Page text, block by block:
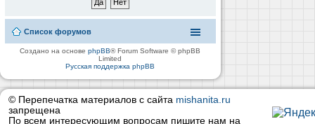
Список форумов
Создано на основеphpBB® Forum Software © phpBB
Limited
Русская поддержка phpBB
© Перепечатка материалов с сайта mishanita.ru
запрещена
По всем интересующим вопросам пишите нам на